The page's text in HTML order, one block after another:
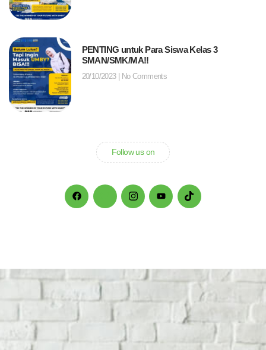
PENTING untuk Para Siswa Kelas 3
SMAN/SMK/MA!!
20/10/2023 No Comments
Follow us on